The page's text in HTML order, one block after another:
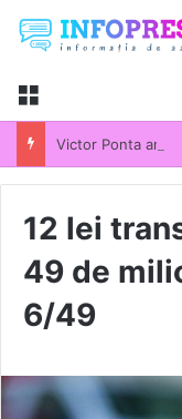
Menu
12 lei
49 de
6/49